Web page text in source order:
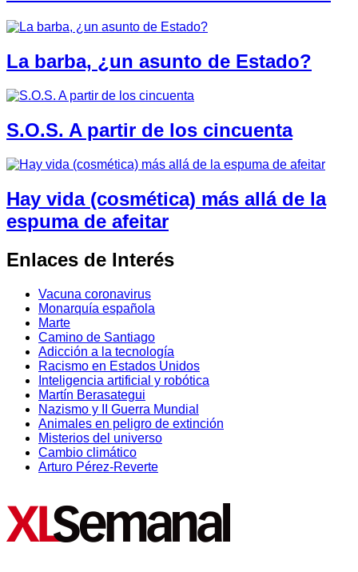
La barba, ¿un asunto de Estado?
S.O.S. A partir de los cincuenta
Hay vida (cosmética) más allá de la
espuma de afeitar
Enlaces de Interés
Vacuna coronavirus
Monarquía española
Marte
Camino de Santiago
Adicción a la tecnología
Racismo en Estados Unidos
Inteligencia artificial y robótica
Martín Berasategui
Nazismo y II Guerra Mundial
Animales en peligro de extinción
Misterios del universo
Cambio climático
Arturo Pérez-Reverte